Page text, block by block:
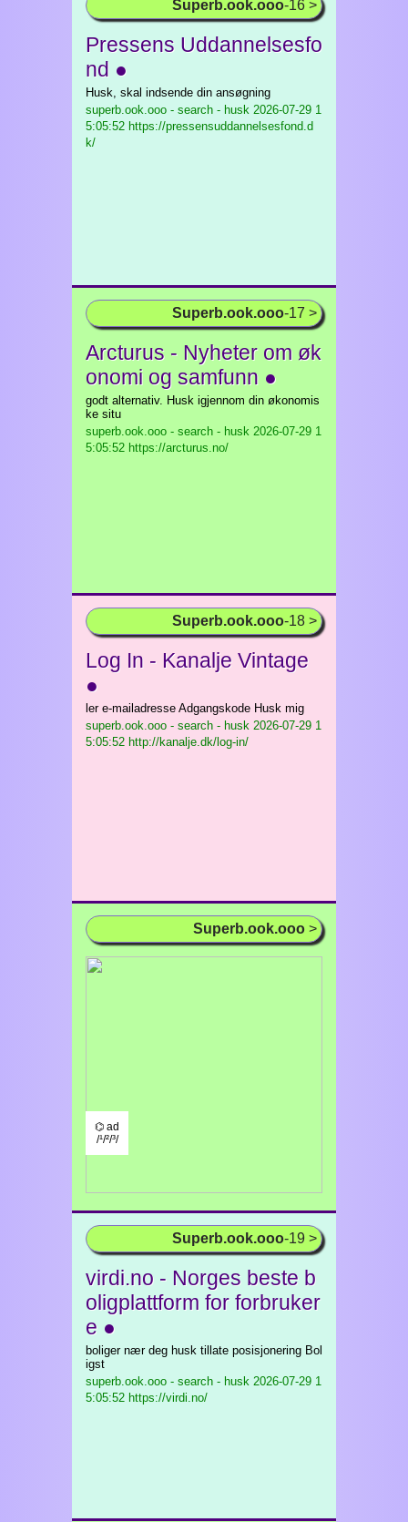
Superb.ook.ooo-16 >
Pressens Uddannelsesfo
nd ●
Husk, skal indsende din ansøgning
superb.ook.ooo - search - husk 2026-07-29 1
5:05:52 https://pressensuddannelsesfond.d
k/
Superb.ook.ooo-17 >
Arcturus - Nyheter om øk
onomi og samfunn ●
godt alternativ. Husk igjennom din økonomis
ke situ
superb.ook.ooo - search - husk 2026-07-29 1
5:05:52 https://arcturus.no/
Superb.ook.ooo-18 >
Log In - Kanalje Vintage
●
ler e-mailadresse Adgangskode Husk mig
superb.ook.ooo - search - husk 2026-07-29 1
5:05:52 http://kanalje.dk/log-in/
Superb.ook.ooo >
⌬ ad
/¹/²/³/
Superb.ook.ooo-19 >
virdi.no - Norges beste b
oligplattform for forbruker
e ●
boliger nær deg husk tillate posisjonering Bol
igst
superb.ook.ooo - search - husk 2026-07-29 1
5:05:52 https://virdi.no/